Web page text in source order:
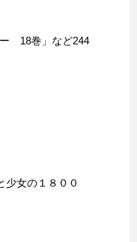
18巻」など244
女の１８００